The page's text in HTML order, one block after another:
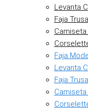
Levanta
Faja Trusa
Faja
Levanta
Faja Trusa